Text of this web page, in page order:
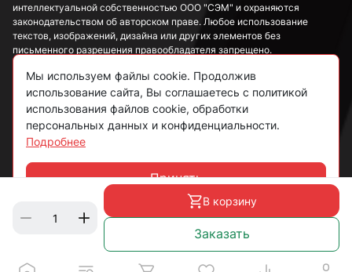
В корзину
Заказать
интеллектуальной собственностью ООО "СЭМ" и охраняются
законодательством об авторском праве. Любое использование
текстов, изображений, дизайна или других элементов без
письменного разрешения правообладателя запрещено.
Информация, представленная на сайте, носит исключительно
ознакомительный характер и не может рассматриваться как
публичная оферта в соответствии со ст. 437 ГК РФ.
Политика конфиденциальности
Согласие на обработку данных
Мы используем файлы cookie. Продолжив
использование сайта, Вы соглашаетесь с политикой
использования файлов cookie, обработки
персональных данных и конфиденциальности.
Подробнее
Принять